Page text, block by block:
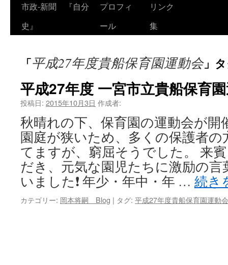
コ
ツ
へ
ス
プ
市政‐新聞 『自分
史』
プロフィ
ール
リンク
集
「平成27年度貴船保育園運動会」
平成27年度 一宮市立貴船保育
投稿日: 2015年10月3日 作成者:
秋晴れの下、保育園の運動会が開
園庭が狭いため、多くの保護者
てますが、窮屈そうでした。 来
だき、元気な園児たちに激励の
いました❗ 年少・年中・年 … 続き
カテゴリー: 岡本将嗣 Blog | タグ: 平成27年度貴船保育園運動会